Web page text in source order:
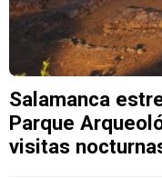
Salamanca
Parque
visitas